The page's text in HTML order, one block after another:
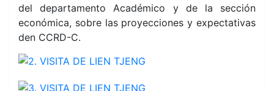
del departamento Académico y de la sección
económica, sobre las proyecciones y expectativas
den CCRD-C.